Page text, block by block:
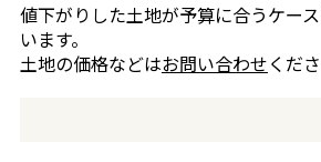
値下がりした土地が予算に合うケー
います。
土地の価格などはお問い合わせくださ